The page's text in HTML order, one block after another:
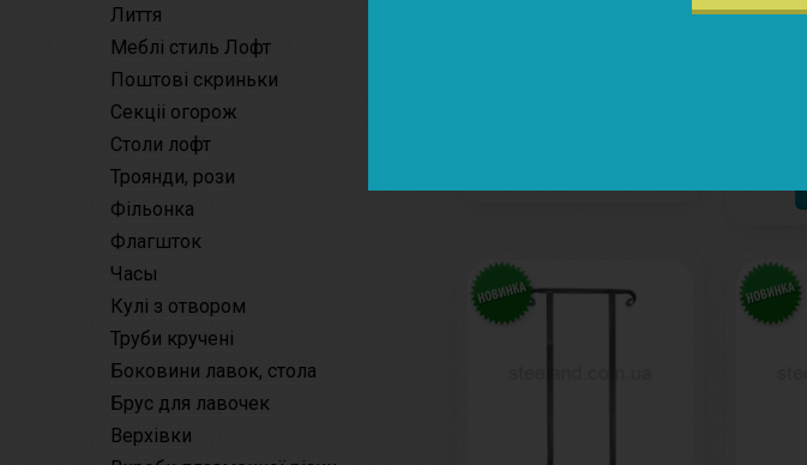
Лиття
Меблі стиль Лофт
Поштові скриньки
Секціі огорож
Столи лофт
Троянди, рози
Фільонка
Флагшток
Часы
Кулі з отвором
Труби кручені
Боковини лавок, стола
Брус для лавочек
Верхівки